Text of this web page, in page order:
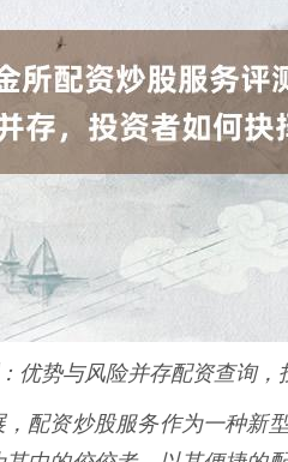
优势与风险并存配资查询，
配资炒股服务作为一种新